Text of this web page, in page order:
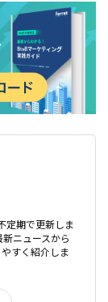
定期で更新しま
ニュースから
すく紹介しま